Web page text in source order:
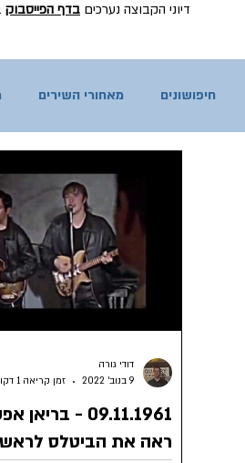
דיוני הקבוצה נערכים בדף הפייסבוק
חיפושונים מאחורי השירים
09.11.1961 -
ראה את הביטלס
דודי גורה
9 בנוב׳ 2022
זמן קריאה 1 דקות